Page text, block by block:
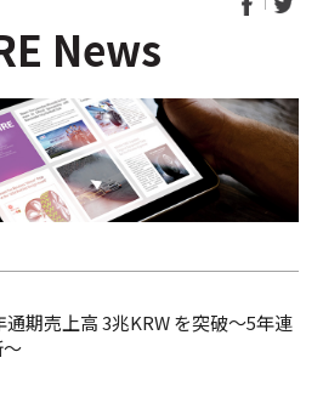
ニュー
News
期売上高 3兆KRW を突破～5年連